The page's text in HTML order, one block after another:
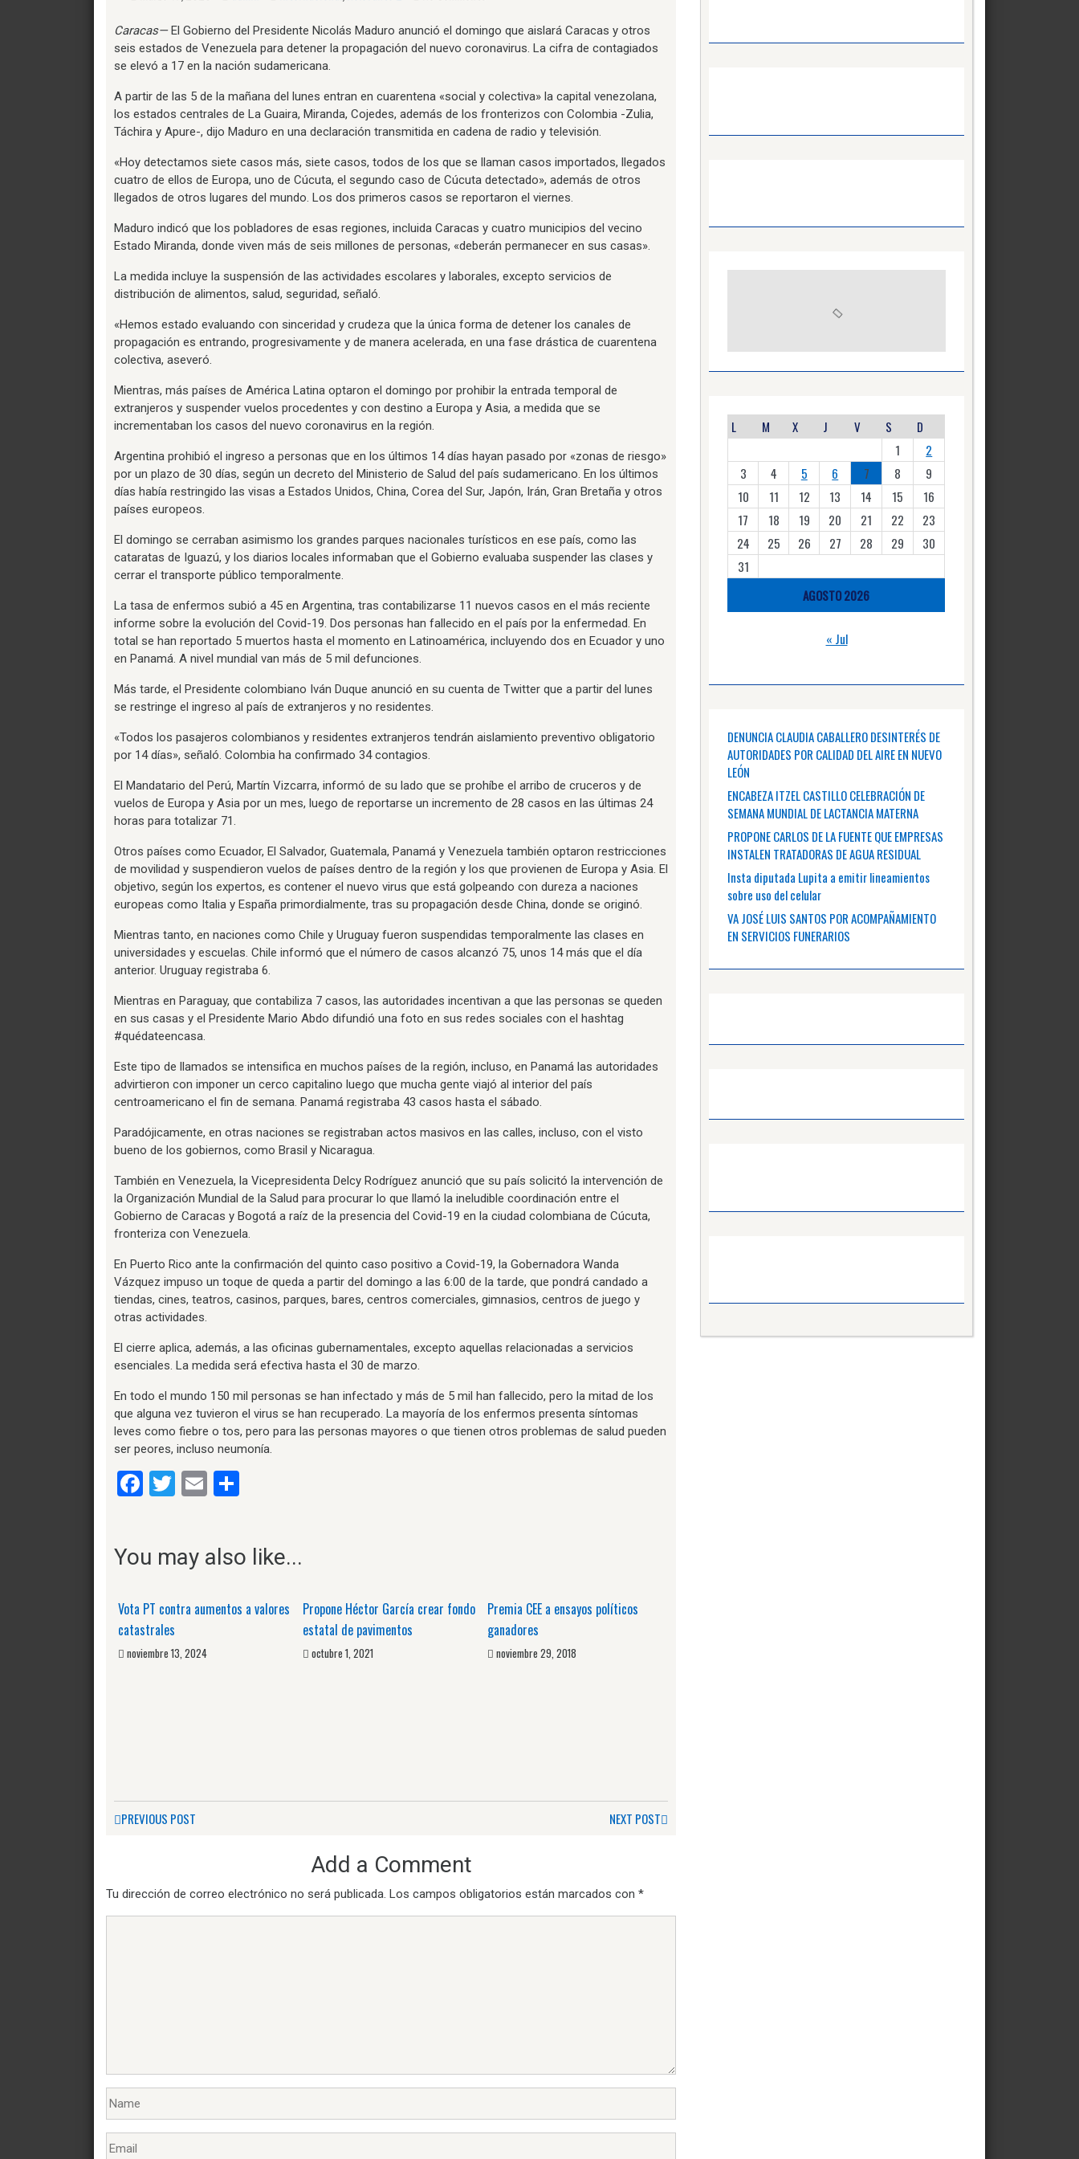
Caracas—El Gobierno del Presidente Nicolás Maduro anunció el domingo que aislará Caracas y otros
seis estados de Venezuela para detener la propagación del nuevo coronavirus. La cifra de contagiados
se elevó a 17 en la nación sudamericana.
A partir de las 5 de la mañana del lunes entran en cuarentena «social y colectiva» la capital venezolana,
los estados centrales de La Guaira, Miranda, Cojedes, además de los fronterizos con Colombia -Zulia,
Táchira y Apure-, dijo Maduro en una declaración transmitida en cadena de radio y televisión.
«Hoy detectamos siete casos más, siete casos, todos de los que se llaman casos importados, llegados
cuatro de ellos de Europa, uno de Cúcuta, el segundo caso de Cúcuta detectado», además de otros
llegados de otros lugares del mundo. Los dos primeros casos se reportaron el viernes.
Maduro indicó que los pobladores de esas regiones, incluida Caracas y cuatro municipios del vecino
Estado Miranda, donde viven más de seis millones de personas, «deberán permanecer en sus casas».
La medida incluye la suspensión de las actividades escolares y laborales, excepto servicios de
distribución de alimentos, salud, seguridad, señaló.
«Hemos estado evaluando con sinceridad y crudeza que la única forma de detener los canales de
propagación es entrando, progresivamente y de manera acelerada, en una fase drástica de cuarentena
colectiva, aseveró.
Mientras, más países de América Latina optaron el domingo por prohibir la entrada temporal de
extranjeros y suspender vuelos procedentes y con destino a Europa y Asia, a medida que se
incrementaban los casos del nuevo coronavirus en la región.
Argentina prohibió el ingreso a personas que en los últimos 14 días hayan pasado por «zonas de riesgo»
por un plazo de 30 días, según un decreto del Ministerio de Salud del país sudamericano. En los últimos
días había restringido las visas a Estados Unidos, China, Corea del Sur, Japón, Irán, Gran Bretaña y otros
países europeos.
El domingo se cerraban asimismo los grandes parques nacionales turísticos en ese país, como las
cataratas de Iguazú, y los diarios locales informaban que el Gobierno evaluaba suspender las clases y
cerrar el transporte público temporalmente.
La tasa de enfermos subió a 45 en Argentina, tras contabilizarse 11 nuevos casos en el más reciente
informe sobre la evolución del Covid-19. Dos personas han fallecido en el país por la enfermedad. En
total se han reportado 5 muertos hasta el momento en Latinoamérica, incluyendo dos en Ecuador y uno
en Panamá. A nivel mundial van más de 5 mil defunciones.
Más tarde, el Presidente colombiano Iván Duque anunció en su cuenta de Twitter que a partir del lunes
se restringe el ingreso al país de extranjeros y no residentes.
«Todos los pasajeros colombianos y residentes extranjeros tendrán aislamiento preventivo obligatorio
por 14 días», señaló. Colombia ha confirmado 34 contagios.
El Mandatario del Perú, Martín Vizcarra, informó de su lado que se prohíbe el arribo de cruceros y de
vuelos de Europa y Asia por un mes, luego de reportarse un incremento de 28 casos en las últimas 24
horas para totalizar 71.
Otros países como Ecuador, El Salvador, Guatemala, Panamá y Venezuela también optaron restricciones
de movilidad y suspendieron vuelos de países dentro de la región y los que provienen de Europa y Asia. El
objetivo, según los expertos, es contener el nuevo virus que está golpeando con dureza a naciones
europeas como Italia y España primordialmente, tras su propagación desde China, donde se originó.
Mientras tanto, en naciones como Chile y Uruguay fueron suspendidas temporalmente las clases en
universidades y escuelas. Chile informó que el número de casos alcanzó 75, unos 14 más que el día
anterior. Uruguay registraba 6.
Mientras en Paraguay, que contabiliza 7 casos, las autoridades incentivan a que las personas se queden
en sus casas y el Presidente Mario Abdo difundió una foto en sus redes sociales con el hashtag
#quédateencasa.
Este tipo de llamados se intensifica en muchos países de la región, incluso, en Panamá las autoridades
advirtieron con imponer un cerco capitalino luego que mucha gente viajó al interior del país
centroamericano el fin de semana. Panamá registraba 43 casos hasta el sábado.
Paradójicamente, en otras naciones se registraban actos masivos en las calles, incluso, con el visto
bueno de los gobiernos, como Brasil y Nicaragua.
También en Venezuela, la Vicepresidenta Delcy Rodríguez anunció que su país solicitó la intervención de
la Organización Mundial de la Salud para procurar lo que llamó la ineludible coordinación entre el
Gobierno de Caracas y Bogotá a raíz de la presencia del Covid-19 en la ciudad colombiana de Cúcuta,
fronteriza con Venezuela.
En Puerto Rico ante la confirmación del quinto caso positivo a Covid-19, la Gobernadora Wanda
Vázquez impuso un toque de queda a partir del domingo a las 6:00 de la tarde, que pondrá candado a
tiendas, cines, teatros, casinos, parques, bares, centros comerciales, gimnasios, centros de juego y
otras actividades.
El cierre aplica, además, a las oficinas gubernamentales, excepto aquellas relacionadas a servicios
esenciales. La medida será efectiva hasta el 30 de marzo.
En todo el mundo 150 mil personas se han infectado y más de 5 mil han fallecido, pero la mitad de los
que alguna vez tuvieron el virus se han recuperado. La mayoría de los enfermos presenta síntomas
leves como fiebre o tos, pero para las personas mayores o que tienen otros problemas de salud pueden
ser peores, incluso neumonía.
Facebook
Twitter
Email
You may also like...
Vota PT contra aumentos a valores
catastrales
noviembre 13, 2024
Propone Héctor García crear fondo
estatal de pavimentos
octubre 1, 2021
Premia CEE a ensayos políticos
ganadores
noviembre 29, 2018
PREVIOUS POST NEXT POST
Add a Comment
Tu dirección de correo electrónico no será publicada. Los campos obligatorios están marcados con *
AGOSTO 2026
L M X J V S
D
1
2
3
4 5 6 7 8
9
10
11 12 13 14 15
16
17
18 19 20 21 22
23
24
25 26 27 28 29
30
31
« Jul
DENUNCIA CLAUDIA CABALLERO DESINTERÉS DE
AUTORIDADES POR CALIDAD DEL AIRE EN NUEVO
LEÓN
ENCABEZA ITZEL CASTILLO CELEBRACIÓN DE
SEMANA MUNDIAL DE LACTANCIA MATERNA
PROPONE CARLOS DE LA FUENTE QUE EMPRESAS
INSTALEN TRATADORAS DE AGUA RESIDUAL
Insta diputada Lupita a emitir lineamientos
sobre uso del celular
VA JOSÉ LUIS SANTOS POR ACOMPAÑAMIENTO
EN SERVICIOS FUNERARIOS